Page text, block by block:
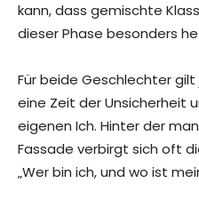
kann, dass gemischte
dieser Phase besonders
Für beide Geschlechter
eine Zeit der Unsicherheit
eigenen Ich. Hinter der
Fassade verbirgt sich oft
„Wer bin ich, und wo ist